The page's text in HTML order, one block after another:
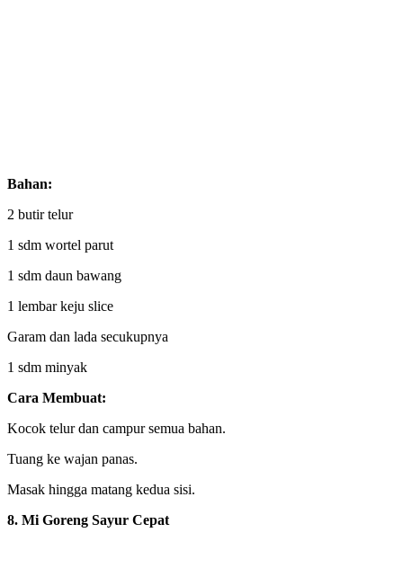
Bahan:
2 butir telur
1 sdm wortel parut
1 sdm daun bawang
1 lembar keju slice
Garam dan lada secukupnya
1 sdm minyak
Cara Membuat:
Kocok telur dan campur semua bahan.
Tuang ke wajan panas.
Masak hingga matang kedua sisi.
8. Mi Goreng Sayur Cepat